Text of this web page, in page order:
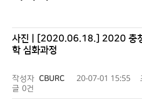
사진 | [2020.06.18.] 2020 충청
학 심화과정
작성자 CBURC 20-07-01 15:55
글 0건